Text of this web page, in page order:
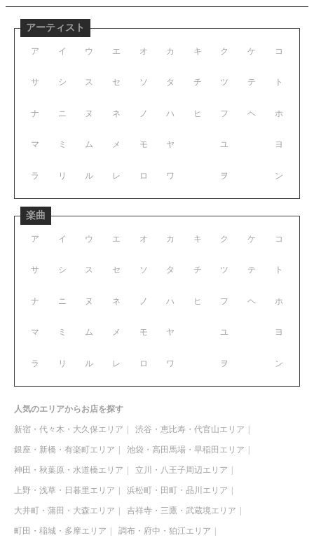
アーティスト
ア イ ウ エ オ
サ シ ス セ ソ
ナ ニ ヌ ネ ノ
マ ミ ム メ モ
ラ リ ル レ ロ
カ キ ク ケ コ
タ チ ツ テ ト
ハ ヒ フ ヘ ホ
ヤ ユ ヨ
ワ ヲ ン
楽曲
ア イ ウ エ オ
サ シ ス セ ソ
ナ ニ ヌ ネ ノ
マ ミ ム メ モ
ラ リ ル レ ロ
カ キ ク ケ コ
タ チ ツ テ ト
ハ ヒ フ ヘ ホ
ヤ ユ ヨ
ワ ヲ ン
人気のエリアからお店を探す
新宿・代々木・大久保エリア 渋谷・恵比寿・代官山エリア
銀座・新橋・有楽町エリア 池袋・高田馬場・早稲田エリア
神田・秋葉原・水道橋エリア 立川・八王子周辺エリア
上野・浅草・日暮里エリア 浜松町・田町・品川エリア
大井町・蒲田・大森エリア 吉祥寺・三鷹・武蔵境エリア
町田・稲城・多摩エリア 調布・府中・狛江エリア